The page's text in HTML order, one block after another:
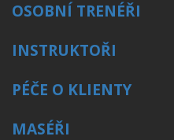
OSOBNÍ TRENÉŘI
INSTRUKTOŘI
PÉČE O KLIENTY
MASÉŘI